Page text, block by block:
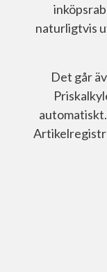
naturligtvis
Det går